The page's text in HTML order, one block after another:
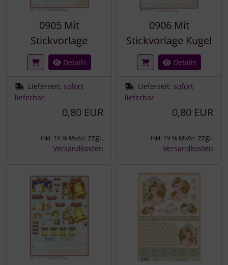
0905 Mit
Stickvorlage
Details
Lieferzeit: sofort
lieferbar
0,80 EUR
inkl. 19 % MwSt. zzgl.
Versandkosten
0906 Mit
Stickvorlage Kugel
Details
Lieferzeit: sofort
lieferbar
0,80 EUR
inkl. 19 % MwSt. zzgl.
Versandkosten